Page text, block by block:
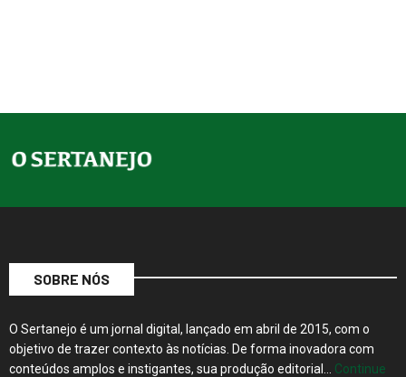
SOBRE NÓS
O Sertanejo é um jornal digital, lançado em abril de 2015, com o
objetivo de trazer contexto às notícias. De forma inovadora com
conteúdos amplos e instigantes, sua produção editorial… Continue